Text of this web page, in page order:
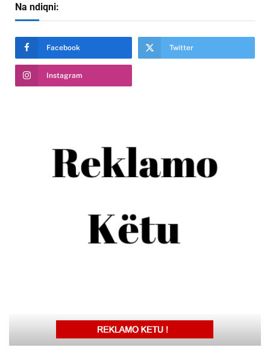
Na ndiqni:
Facebook Twitter
Instagram